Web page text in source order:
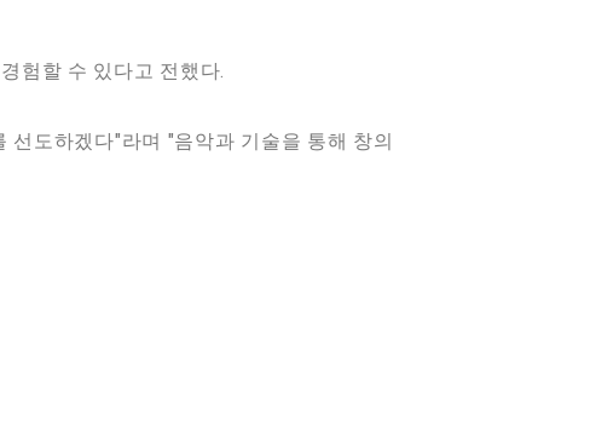
험할 수 있다고 전했다.
도하겠다"라며 "음악과 기술을 통해 창의